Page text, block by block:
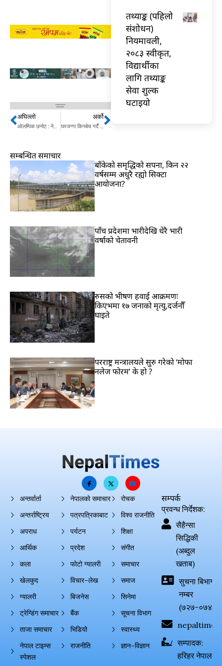
Prev
अघिल्लो
ओलम्पिक छनोट : नेपाल म्यानमारसँग पराजित
अर्कोNext
तथ्याङ्क (पहिलो
संशोधन)
नियमावली,
२०८३ स्वीकृत,
विद्यार्थीका
लागि तथ्याङ्क
सेवा शुल्क
घटाइयो
सम्बन्धित समाचार
बाँकेको समृद्धिको सपना, किन २२
वर्षसम्म अधुरै रह्यो सिक्टा
आयोजना?
पाँच प्रदेशमा भारीदेखि धेरै भारी
वर्षाको चेतावनी
रुसको भीषण हवाई आक्रमणः
किएभमा १७ जनाको मृत्यु,दर्जनौँ
घाइते
परराष्ट्र मन्त्रालयले सुरु गरेको ‘मोफा
नलेज फोरम’ के हो ?
अन्तर्वार्ता
अन्तर्राष्ट्रिय
अपराध
आर्थिक
कला
खेलकुद
ग्यालरी
ट्रेन्डिंग समाचार
ताजा समाचार
नेपाल टाइम्स
स्पेशल
नेपालको समाचार
पत्रपत्रिकाबाट
पर्यटन
प्रदेश
फोटो ग्यालरी
विचार–लेख
बिजनेस
बैंक
भिडियो
राजनीति
रोचक
विश्व राजनीति
शिक्षा
संगीत
समाचार
समाज
सिनेमा
सूचना विभाग
स्वास्थ्य
ज्ञान–विज्ञान
सम्पर्क
प्रवन्ध निर्देशक:
सैहैन्सा
सिद्धिकी
(अब्दुल
खताब)
सुचना बिभाग
नम्बर
(७२७-०७४-
सम्पादक:
हरिहर नेपाल